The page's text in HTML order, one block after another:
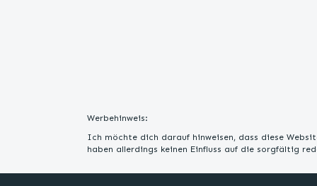
Werbehinweis:
Ich möchte dich darauf hinweisen, dass diese
haben allerdings keinen Einfluss auf die sorgfältig